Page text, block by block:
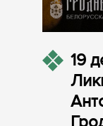
19